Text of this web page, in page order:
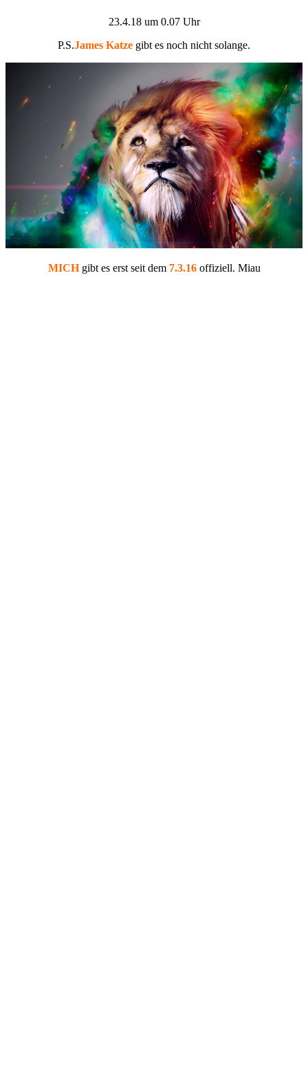
23.4.18 um 0.07 Uhr
P.S.James Katze gibt es noch nicht solange.
MICHgibt es erst seit dem 7.3.16offiziell. Miau